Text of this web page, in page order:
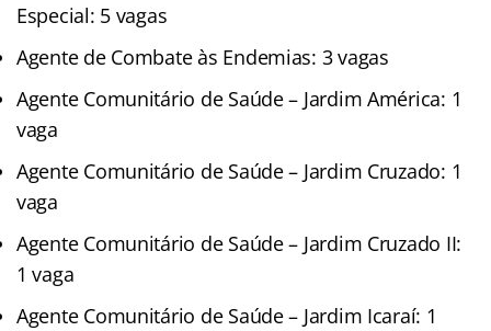
Especial: 5 vagas
Agente de Combate às Endemias: 3 vagas
Agente Comunitário de Saúde – Jardim América: 1
vaga
Agente Comunitário de Saúde – Jardim Cruzado: 1
vaga
Agente Comunitário de Saúde – Jardim Cruzado II:
1 vaga
Agente Comunitário de Saúde – Jardim Icaraí: 1